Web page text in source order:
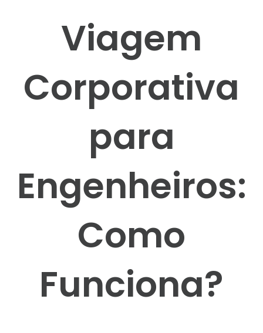
Viagem
Corporativa
para
Engenheiros:
Como
Funciona?